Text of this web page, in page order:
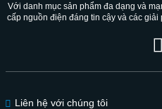
Với danh mục sản phẩm đa dạng và
cấp nguồn điện đáng tin cậy và các giải
Liên hệ với chúng tôi